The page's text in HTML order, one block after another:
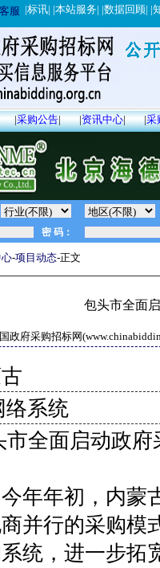
客服 |标讯| |本站服务| |数据回顾| |
|采购公告| |资讯中心| |采
-项目动态-正文
包头市全面
政府采购招标网
络系统
市全面启动政
年初，内蒙古
并行的采购模
统，进一步拓